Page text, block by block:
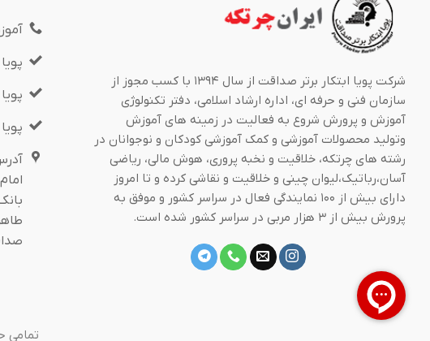
شرکت پویا ابتکار برتر صداقت از سال ۱۳۹۴ با کسب مجوز از
سازمان فنی و حرفه ای، اداره ارشاد اسلامی، دفتر تکنولوژی
آموزش و پرورش شروع به فعالیت در زمینه های آموزش
وتولید محصولات آموزشی و کمک آموزشی کودکان و نوجوانان در
رشته های چرتکه، خلاقیت و نخبه پروری، هوش مالی، ریاضی
آسان،رباتیک،لیوان چینی و خلاقیت و نقاشی کرده و تا امروز
دارای بیش از ۱۰۰ نمایندگی فعال در سراسر کشور و موفق به
پرورش بیش از ۳ هزار مربی در سراسر کشور شده است.
تمامی